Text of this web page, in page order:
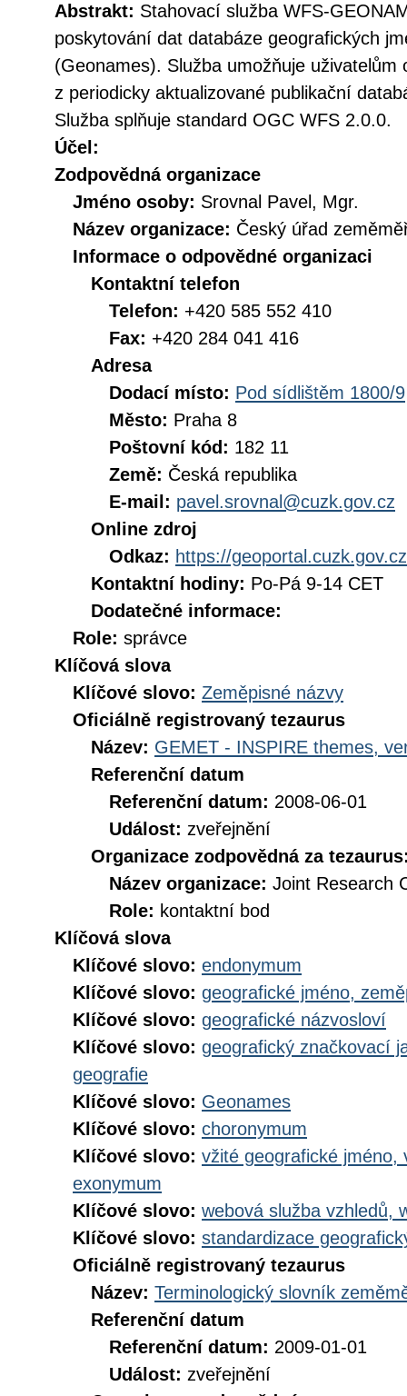
Abstrakt: Stahovací služba WFS-
poskytování dat databáze geografických
(Geonames). Služba umožňuje
z periodicky aktualizované publikační
Služba splňuje standard OGC WFS 2.0.0.
Účel:
Zodpovědná organizace
Jméno osoby: Srovnal Pavel, Mgr.
Název organizace: Český úřad
Informace o odpovědné organizaci
Kontaktní telefon
Telefon: +420 585 552 410
Fax: +420 284 041 416
Adresa
Dodací místo: Pod sídlištěm 1800/9
Město: Praha 8
Poštovní kód: 182 11
Země: Česká republika
E-mail: pavel.srovnal@cuzk.gov.cz
Online zdroj
Odkaz: https://geoportal.cuzk.gov.cz
Kontaktní hodiny: Po-Pá 9-14 CET
Dodatečné informace:
Role: správce
Klíčová slova
Klíčové slovo: Zeměpisné názvy
Oficiálně registrovaný tezaurus
Název: GEMET - INSPIRE themes,
Referenční datum
Referenční datum: 2008-06-01
Událost: zveřejnění
Organizace zodpovědná za
Název organizace: Joint Research
Role: kontaktní bod
Klíčová slova
Klíčové slovo: endonymum
Klíčové slovo: geografické jméno,
Klíčové slovo: geografické názvosloví
Klíčové slovo: geografický značkovací
geografie
Klíčové slovo: Geonames
Klíčové slovo: choronymum
Klíčové slovo: vžité geografické jméno,
exonymum
Klíčové slovo: webová služba vzhledů,
Klíčové slovo: standardizace
Oficiálně registrovaný tezaurus
Název: Terminologický slovník
Referenční datum
Referenční datum: 2009-01-01
Událost: zveřejnění